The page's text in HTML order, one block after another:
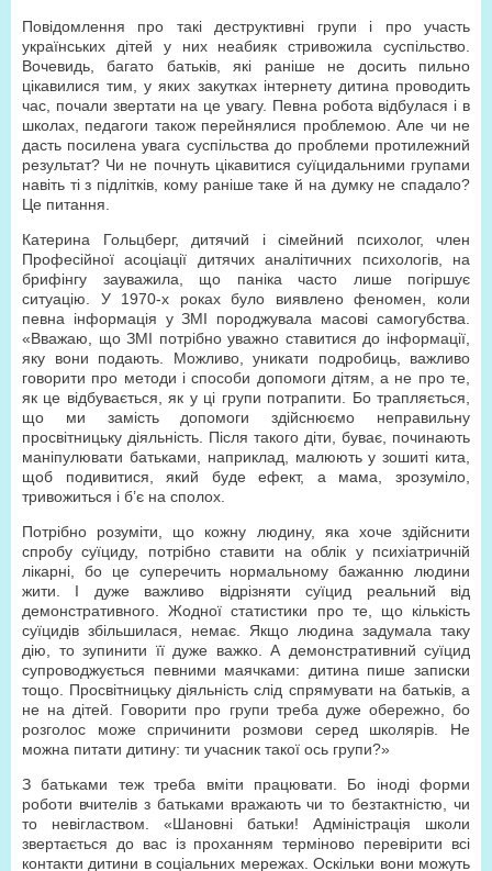
Повідомлення про такі деструктивні групи і про участь
українських дітей у них неабияк стривожила суспільство.
Вочевидь, багато батьків, які раніше не досить пильно
цікавилися тим, у яких закутках інтернету дитина проводить
час, почали звертати на це увагу. Певна робота відбулася і в
школах, педагоги також перейнялися проблемою. Але чи не
дасть посилена увага суспільства до проблеми протилежний
результат? Чи не почнуть цікавитися суїцидальними групами
навіть ті з підлітків, кому раніше таке й на думку не спадало?
Це питання.
Катерина Гольцберг, дитячий і сімейний психолог, член
Професійної асоціації дитячих аналітичних психологів, на
брифінгу зауважила, що паніка часто лише погіршує
ситуацію. У 1970-х роках було виявлено феномен, коли
певна інформація у ЗМІ породжувала масові самогубства.
«Вважаю, що ЗМІ потрібно уважно ставитися до інформації,
яку вони подають. Можливо, уникати подробиць, важливо
говорити про методи і способи допомоги дітям, а не про те,
як це відбувається, як у ці групи потрапити. Бо трапляється,
що ми замість допомоги здійснюємо неправильну
просвітницьку діяльність. Після такого діти, буває, починають
маніпулювати батьками, наприклад, малюють у зошиті кита,
щоб подивитися, який буде ефект, а мама, зрозуміло,
тривожиться і б’є на сполох.
Потрібно розуміти, що кожну людину, яка хоче здійснити
спробу суїциду, потрібно ставити на облік у психіатричній
лікарні, бо це суперечить нормальному бажанню людини
жити. І дуже важливо відрізняти суїцид реальний від
демонстративного. Жодної статистики про те, що кількість
суїцидів збільшилася, немає. Якщо людина задумала таку
дію, то зупинити її дуже важко. А демонстративний суїцид
супроводжується певними маячками: дитина пише записки
тощо. Просвітницьку діяльність слід спрямувати на батьків, а
не на дітей. Говорити про групи треба дуже обережно, бо
розголос може спричинити розмови серед школярів. Не
можна питати дитину: ти учасник такої ось групи?»
З батьками теж треба вміти працювати. Бо іноді форми
роботи вчителів з батьками вражають чи то безтактністю, чи
то невіглаством. «Шановні батьки! Адміністрація школи
звертається до вас із проханням терміново перевірити всі
контакти дитини в соціальних мережах. Оскільки вони можуть